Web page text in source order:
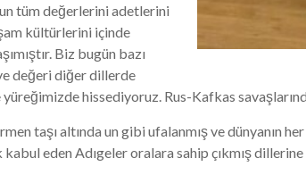
tüm değerlerini adetlerini
kültürlerini içinde
Biz bugün bazı
değeri diğer dillerde
hissediyoruz. Rus-Kafkas
taşı altında un gibi ufalanmış ve dünyanın her
eden Adıgeler oralara sahip çıkmış